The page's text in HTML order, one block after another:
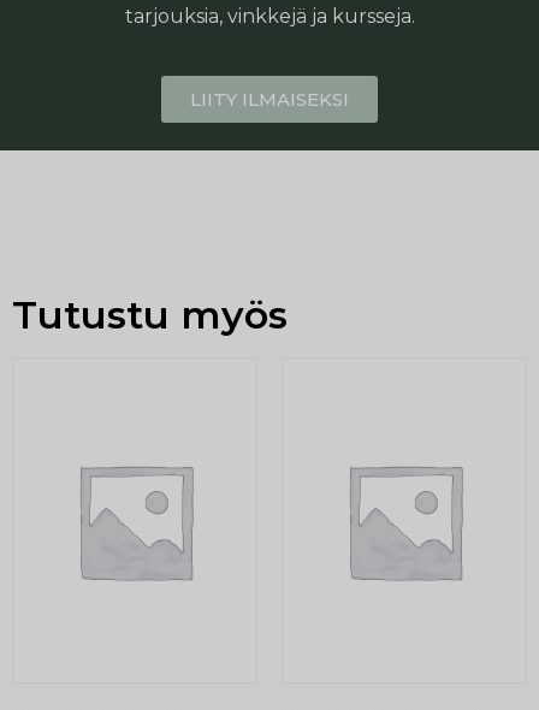
tarjouksia, vinkkejä ja kursseja.
LIITY ILMAISEKSI
Tutustu myös